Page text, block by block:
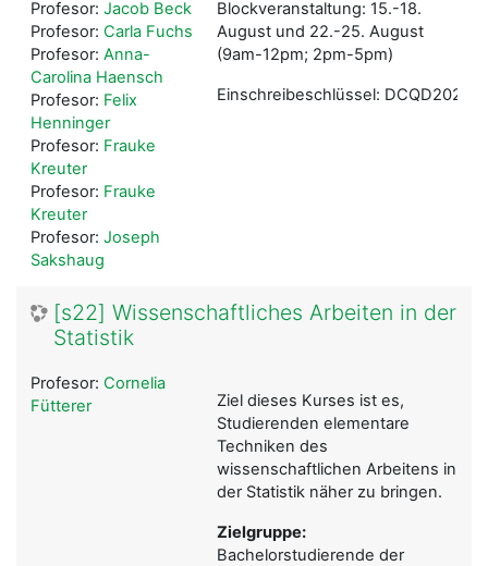
Blockveranstaltung: 15.-18.
August und 22.-25. August
(9am-12pm; 2pm-5pm)
Einschreibeschlüssel: DCQD2022
Profesor: Jacob Beck
Profesor: Carla Fuchs
Profesor: Anna-
Carolina Haensch
Profesor: Felix
Henninger
Profesor: Frauke
Kreuter
Profesor: Frauke
Kreuter
Profesor: Joseph
Sakshaug
[s22] Wissenschaftliches Arbeiten in der
Statistik
Ziel dieses Kurses ist es,
Studierenden elementare
Techniken des
wissenschaftlichen Arbeitens in
der Statistik näher zu bringen.
Zielgruppe:
Bachelorstudierende der
Profesor: Cornelia
Fütterer